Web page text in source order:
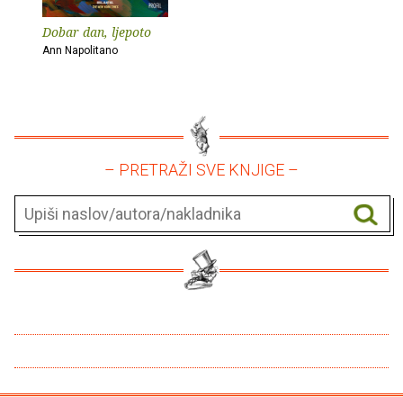
Dobar dan, ljepoto
Ann Napolitano
– PRETRAŽI SVE KNJIGE –